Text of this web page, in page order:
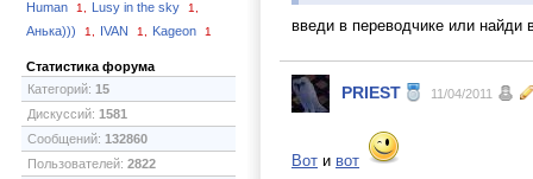
Human 1, Lusy in the sky 1,
Анька))) 1, IVAN 1, Kageon 1
Статистика форума
Категорий: 15
Дискуссий: 1581
Сообщений: 132860
Пользователей: 2822
введи в переводчике или
PRIEST 11/04/2011
Вот и вот